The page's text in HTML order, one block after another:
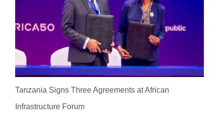
Tanzania Signs Three Agreements at African
Infrastructure Forum